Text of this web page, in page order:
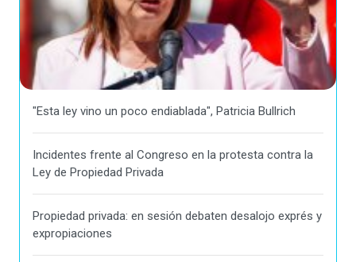
"Esta ley vino un poco endiablada", Patricia Bullrich
Incidentes frente al Congreso en la protesta contra la
Ley de Propiedad Privada
Propiedad privada: en sesión debaten desalojo exprés y
expropiaciones